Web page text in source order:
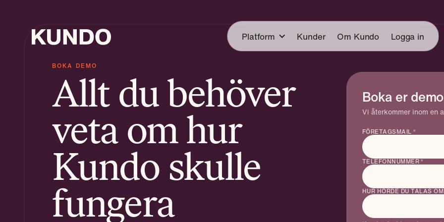
Platform
Ärendehantering
Kunskapsagent
AI Chat
AI Forms: det
enda
som svarar
innan det
Kunder Om Kundo Logga in
BOKA DEMO
Allt du behöver
veta om hur
Kundo skulle
fungera
Boka er demo
Vi återkommer inom en
FÖRETAGSMAIL *
TELEFONNUMMER*
HUR HÖRDE DU TALAS